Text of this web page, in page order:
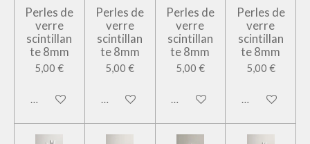
Perles de
verre
scintillan
te 8mm
5,00 €
Ajouter au panier
Perles de
verre
scintillan
te 8mm
5,00 €
Ajouter au panier
Perles de
verre
scintillan
te 8mm
5,00 €
Ajouter au panier
Perles de
verre
scintillan
te 8mm
5,00 €
Ajouter au